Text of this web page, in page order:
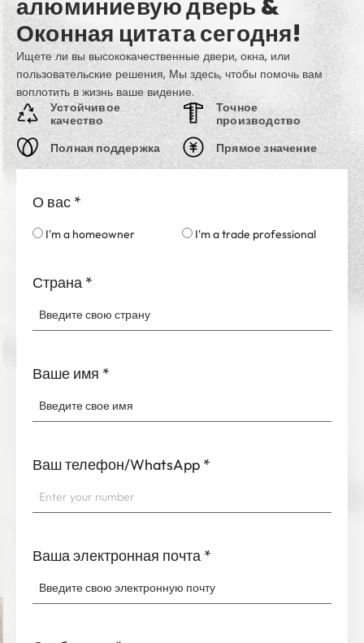
Оконная цитата сегодня!
Ищете ли вы высококачественные двери, окна, или
пользовательские решения, Мы здесь, чтобы помочь вам
воплотить в жизнь ваше видение.
Устойчивое
качество
Полная поддержка
производство
Прямое значение